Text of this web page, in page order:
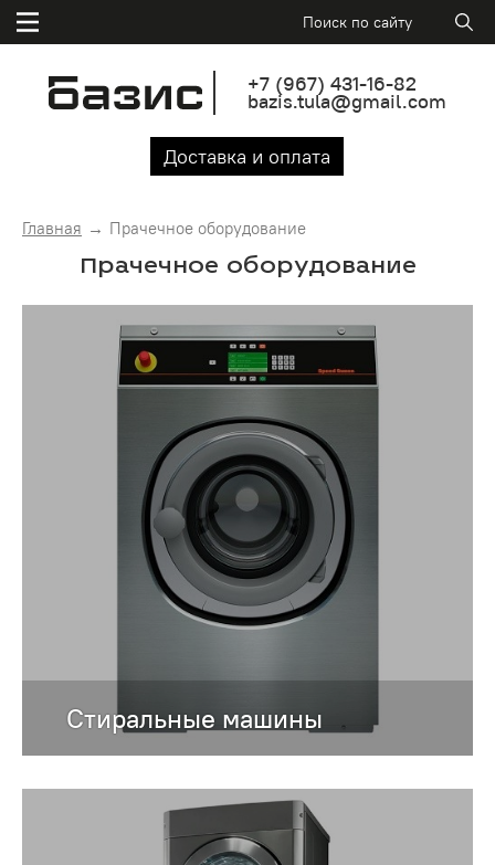
+7 (967) 431-16-82
bazis.tula@gmail.com
Доставка и оплата
Главная Прачечное оборудование
Прачечное оборудование
Стиральные машины